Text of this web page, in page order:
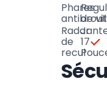
Phares
de
Radar
de
recul
17